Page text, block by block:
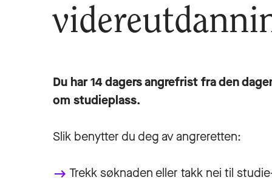
Du har 14 dagers angrefrist fra den
om studieplass.
Slik benytter du deg av angreretten:
keyboard_backspace Trekk søknaden eller takk nei til